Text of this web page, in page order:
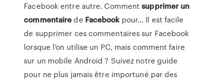
Facebook entre autre. Commentsupprimer un
commentairede Facebookpour… Il est facile
de supprimer ces commentaires sur Facebook
lorsque l’on utilise un PC, mais comment faire
sur un mobile Android ? Suivez notre guide
pour ne plus jamais être importuné par des